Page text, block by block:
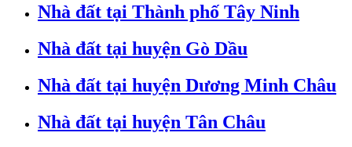
Nhà đất tại Thành phố Tây Ninh
Nhà đất tại huyện Gò Dầu
Nhà đất tại huyện Dương Minh Châu
Nhà đất tại huyện Tân Châu